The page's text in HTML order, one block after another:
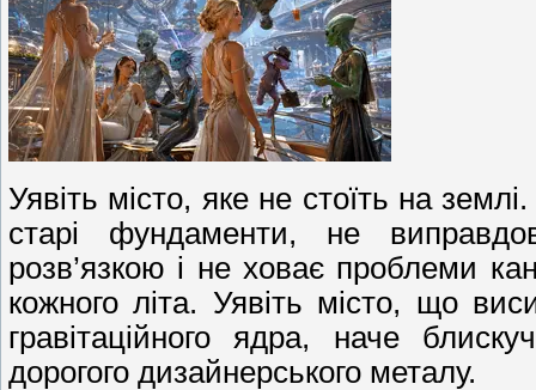
Уявіть місто, яке не стоїть на
старі фундаменти, не
розв’язкою і не ховає проблеми
кожного літа. Уявіть місто, що
гравітаційного ядра, наче
дорогого дизайнерського металу.